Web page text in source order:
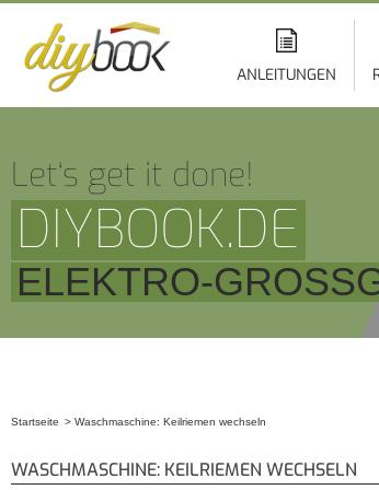
ANLEITUNGEN
Let‘s get it done!
DIYBOOK.DE
ELEKTRO-
Startseite Waschmaschine: Keilriemen wechseln
WASCHMASCHINE: KEILRIEMEN WECHSELN